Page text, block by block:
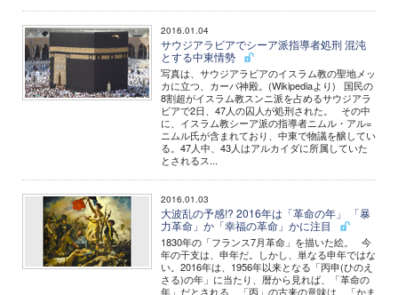
2016.01.04
サウジアラビアでシーア派指導者処刑 混沌
とする中東情勢
写真は、サウジアラビアのイスラム教の聖地メッ
カに立つ、カーパ神殿。(Wikipediaより) 国民の
8割超がイスラム教スンニ派を占めるサウジアラ
ビアで2日、47人の囚人が処刑された。 その中
に、イスラム教シーア派の指導者ニムル・アル=
ニムル氏が含まれており、中東で物議を醸してい
る。47人中、43人はアルカイダに所属していた
とされるス...
2016.01.03
大波乱の予感!? 2016年は「革命の年」 「暴
力革命」か「幸福の革命」かに注目
1830年の「フランス7月革命」を描いた絵。 今
年の干支は、申年だ。しかし、単なる申年ではな
い。2016年は、1956年以来となる「丙申(ひのえ
さる)の年」に当たり、暦から見れば、「革命の
年」だとされる。「丙」の古来の意味は、「かま